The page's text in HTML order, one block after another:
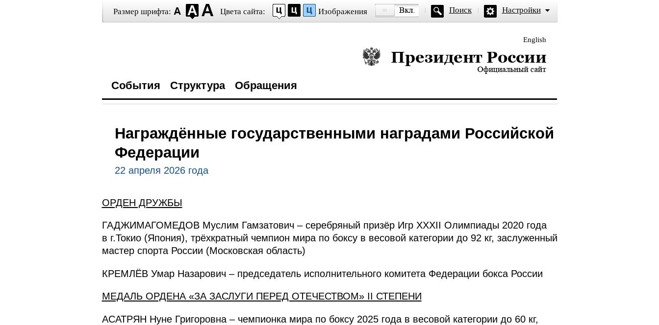
Размер шрифта: Цвета сайта: Изображения Поиск Настройки
English
Президент России — официальный сайт
События Структура Обращения
Награждённые государственными наградами Российской
Федерации
22 апреля 2026 года
ОРДЕН ДРУЖБЫ
ГАДЖИМАГОМЕДОВ Муслим Гамзатович – серебряный призёр Игр XXXII Олимпиады 2020 года
в г.Токио (Япония), трёхкратный чемпион мира по боксу в весовой категории до 92 кг, заслуженный
мастер спорта России (Московская область)
КРЕМЛЁВ Умар Назарович – председатель исполнительного комитета Федерации бокса России
МЕДАЛЬ ОРДЕНА «ЗА ЗАСЛУГИ ПЕРЕД ОТЕЧЕСТВОМ» II СТЕПЕНИ
АСАТРЯН Нуне Григоровна – чемпионка мира по боксу 2025 года в весовой категории до 60 кг,